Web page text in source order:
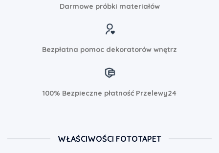
Darmowe próbki materiałów
Bezpłatna pomoc dekoratorów wnętrz
100% Bezpieczne płatność Przelewy24
WŁAŚCIWOŚCI FOTOTAPET